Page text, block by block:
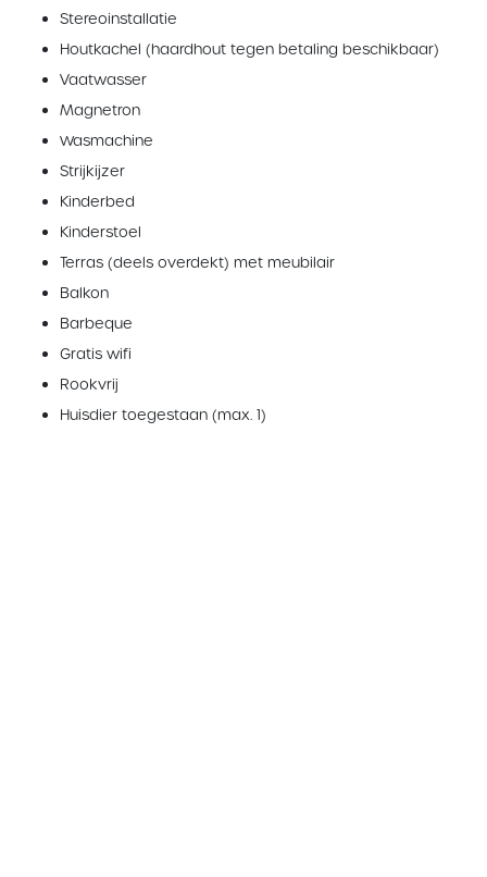
Stereoinstallatie
Houtkachel (haardhout tegen betaling beschikbaar)
Vaatwasser
Magnetron
Wasmachine
Strijkijzer
Kinderbed
Kinderstoel
Terras (deels overdekt) met meubilair
Balkon
Barbeque
Gratis wifi
Rookvrij
Huisdier toegestaan (max. 1)